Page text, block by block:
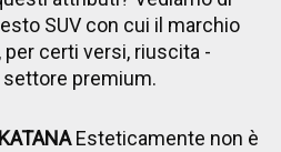
SUV con cui il marchio
per certi versi, riuscita -
premium.
Esteticamente non è